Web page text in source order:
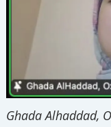
Ghada Alhaddad,